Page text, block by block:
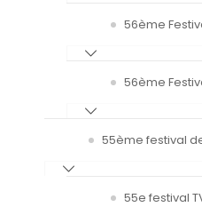
56ème
56ème
55ème festival
55e festival